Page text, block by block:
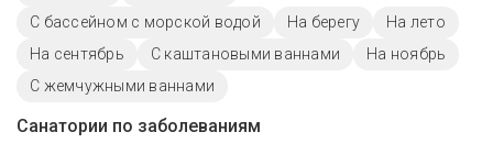
С бассейном с морской водой
На берегу
На лето
На сентябрь
С каштановыми ваннами
На ноябрь
С жемчужными ваннами
Санатории по заболеваниям